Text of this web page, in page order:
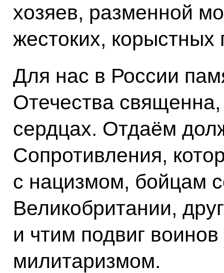
хозяев, разменной
жестоких, корыстных
Для нас в России
Отечества
сердцах. Отдаём
Сопротивления,
с нацизмом, бойцам
Великобритании,
и чтим подвиг
милитаризмом.